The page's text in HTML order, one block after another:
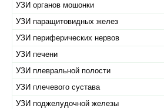
УЗИ органов мошонки
УЗИ паращитовидных желез
УЗИ периферических нервов
УЗИ печени
УЗИ плевральной полости
УЗИ плечевого сустава
УЗИ поджелудочной железы